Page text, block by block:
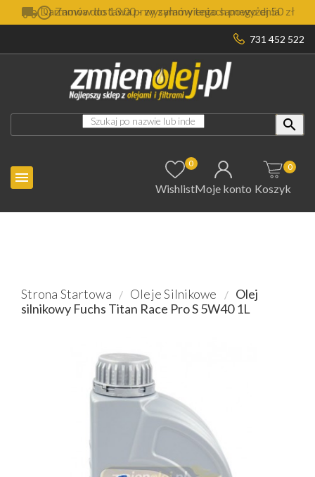
Darmowa dostawa przy zamówieniach powyżej 50 zł
731 452 522


0
WishlistMoje konto Koszyk
0
Strona Startowa Oleje Silnikowe
Olej
silnikowy Fuchs Titan Race Pro S 5W40 1L